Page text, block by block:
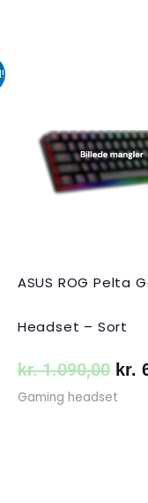
ASUS ROG Pelta
Headset – Sort
kr.1.090,00
var:
kr.
kr.
Gaming headset